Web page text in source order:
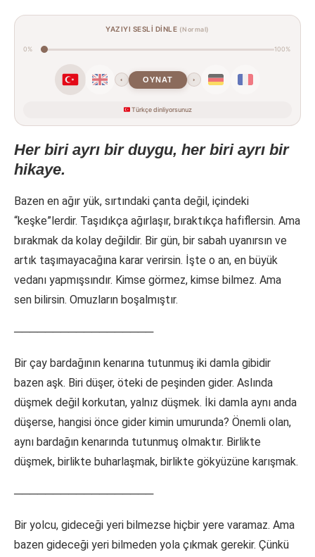
YAZIYI SESLİ DİNLE (Normal)
0% 100%
‹ OYNAT ›
Türkçe dinliyorsunuz
Her biri ayrı bir duygu, her biri ayrı bir
hikaye.
Bazen en ağır yük, sırtındaki çanta değil, içindeki
“keşke”lerdir. Taşıdıkça ağırlaşır, bıraktıkça hafiflersin. Ama
bırakmak da kolay değildir. Bir gün, bir sabah uyanırsın ve
artık taşımayacağına karar verirsin. İşte o an, en büyük
vedanı yapmışsındır. Kimse görmez, kimse bilmez. Ama
sen bilirsin. Omuzların boşalmıştır.
──────────────────
Bir çay bardağının kenarına tutunmuş iki damla gibidir
bazen aşk. Biri düşer, öteki de peşinden gider. Aslında
düşmek değil korkutan, yalnız düşmek. İki damla aynı anda
düşerse, hangisi önce gider kimin umurunda? Önemli olan,
aynı bardağın kenarında tutunmuş olmaktır. Birlikte
düşmek, birlikte buharlaşmak, birlikte gökyüzüne karışmak.
──────────────────
Bir yolcu, gideceği yeri bilmezse hiçbir yere varamaz. Ama
bazen gideceği yeri bilmeden yola çıkmak gerekir. Çünkü